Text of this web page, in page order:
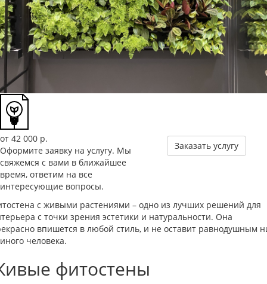
от 42 000 р.
Оформите заявку на услугу. Мы
свяжемся с вами в ближайшее
время, ответим на все
интересующие вопросы.
Заказать услугу
с живыми растениями – одно из лучших решений для
с точки зрения эстетики и натуральности. Она
впишется в любой стиль, и не оставит равнодушным
человека.
фитостены